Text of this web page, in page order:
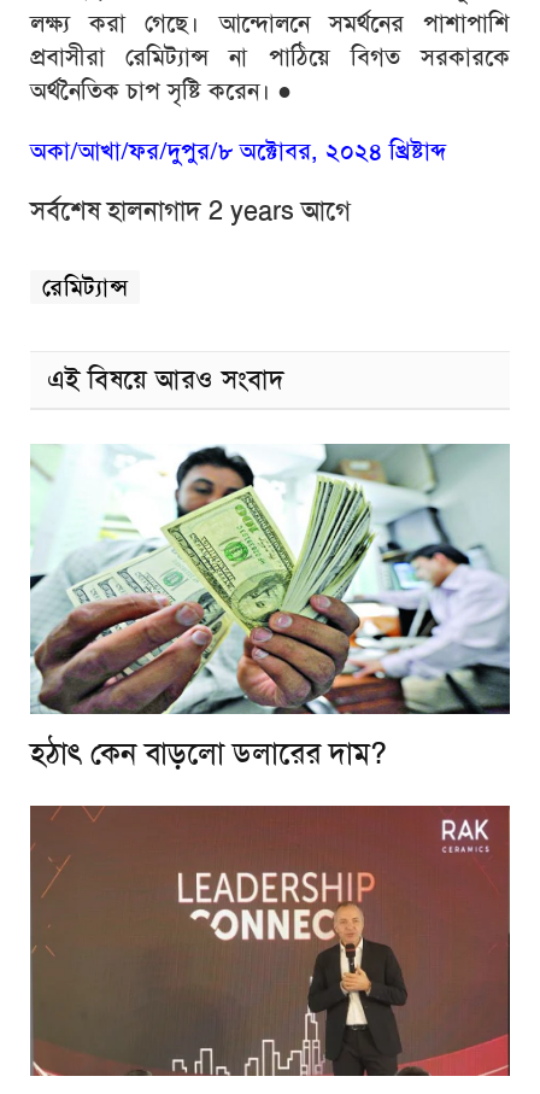
লক্ষ্য করা গেছে। আন্দোলনে সমর্থনের পাশাপাশি
প্রবাসীরা রেমিট্যান্স না পাঠিয়ে বিগত সরকারকে
অর্থনৈতিক চাপ সৃষ্টি করেন। ●
অকা/আখা/ফর/দুপুর/৮ অক্টোবর, ২০২৪ খ্রিষ্টাব্দ
সর্বশেষ হালনাগাদ 2 years আগে
রেমিট্যান্স
এই বিষয়ে আরও সংবাদ
হঠাৎ কেন বাড়লো ডলারের দাম?